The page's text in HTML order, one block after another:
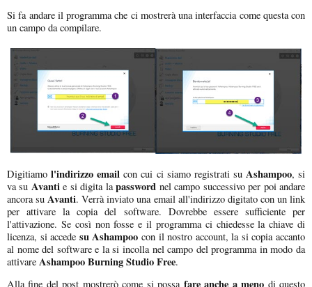
Si fa andare il programma che ci mostrerà una interfaccia come questa con
un campo da compilare.
Digitiamol'indirizzo email con cui ci siamo registrati suAshampoo, si
va su Avantie si digita lapassword nel campo successivo per poi andare
ancora su Avanti. Verrà inviato una email all'indirizzo digitato con un link
per attivare la copia del software. Dovrebbe essere sufficiente per
l'attivazione. Se così non fosse e il programma ci chiedesse la chiave di
licenza, si accede su Ashampoo con il nostro account, la si copia accanto
al nome del software e la si incolla nel campo del programma in modo da
attivare Ashampoo Burning Studio Free.
Alla fine del post mostrerò come si possa fare anche a meno di questo